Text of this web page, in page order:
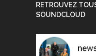
RETROUVEZ
SOUNDCLOUD